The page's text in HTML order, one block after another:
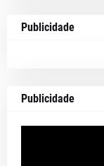
Publicidade
Publicidade